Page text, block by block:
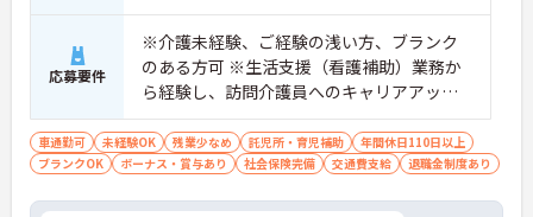
たOJTを実施しています
応募要件
※介護未経験、ご経験の浅い方、ブランク
のある方可 ※生活支援（看護補助）業務か
ら経験し、訪問介護員へのキャリアアップ
を目指せます
車通勤可 未経験OK 残業少なめ 託児所・育児補助
年間休日110日以上
ブランクOK
ボーナス・賞与あり 社会保険完備 交通費支給 退職金制度あり